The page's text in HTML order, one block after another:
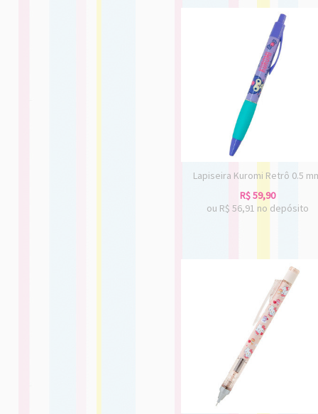
Lapiseira Kuromi Retrô 0.5
R$59,90
ou R$ 56,91 no depósito